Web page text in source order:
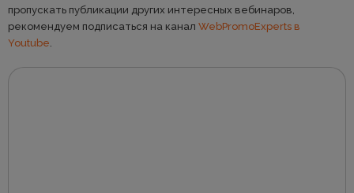
пропускать публикации других интересных вебинаров,
рекомендуем подписаться на канал WebPromoExperts в
Youtube.